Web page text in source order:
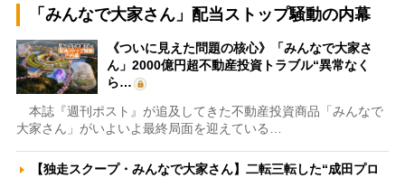
「みんなで大家さん」配当ストップ騒動の内幕
《ついに見えた問題の核心》「みんなで大家さ
ん」2000億円超不動産投資トラブル“異常なく
ら…
本誌『週刊ポスト』が追及してきた不動産投資商品「みんなで
大家さん」がいよいよ最終局面を迎えている…
【独走スクープ・みんなで大家さん】二転三転した“成田プロ